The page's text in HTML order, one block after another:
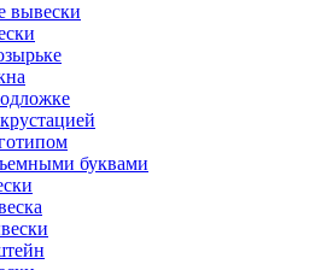
вывески
буквами